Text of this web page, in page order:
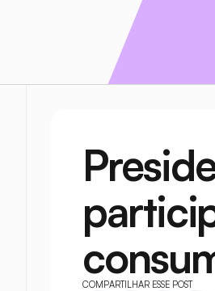
COMPARTILHAR ESSE POST